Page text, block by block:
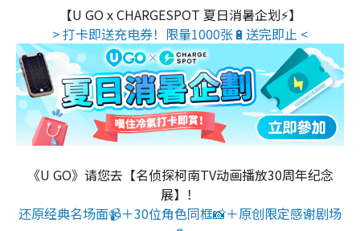
【U GO x CHARGESPOT 夏日消暑企划⚡】
> 打卡即送充电券！限量1000张🔋送完即止 <
《U GO》请您去【名侦探柯南TV动画播放30周年纪念
展】！
还原经典名场面📹＋30位角色同框📸＋原创限定感谢剧场